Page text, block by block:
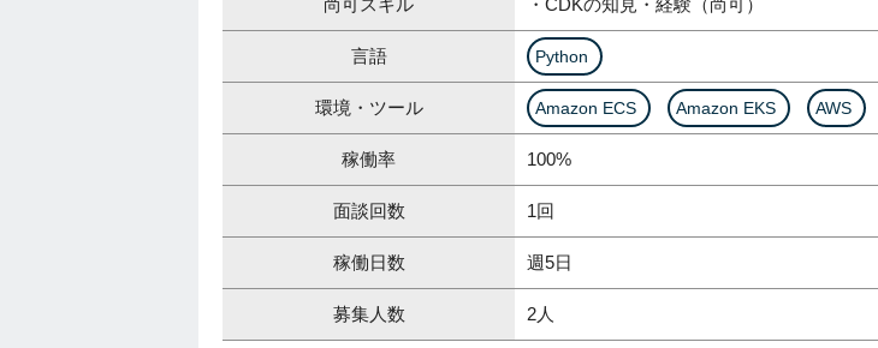
尚可スキル ・CDKの知見・経験（尚可）
言語 Python
環境・ツール Amazon ECS Amazon EKS AWS
稼働率 100%
面談回数 1回
稼働日数 週5日
募集人数 2人